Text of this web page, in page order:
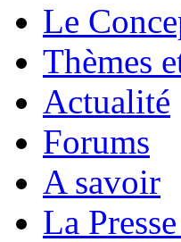
Le
Thèmes
Actualité
Forums
A savoir
La